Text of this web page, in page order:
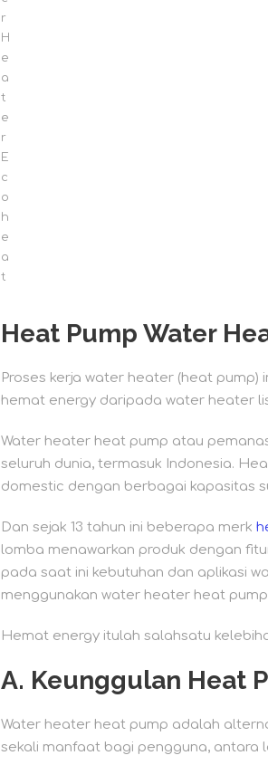
r
H
e
a
t
e
r
E
c
o
h
e
a
t
Heat Pump Water
Proses kerja water heater (heat
hemat energy daripada water heater
Water heater heat pump atau
seluruh dunia, termasuk Indonesia.
domestic dengan berbagai kapasitas
Dan sejak 13 tahun ini beberapa merk
lomba menawarkan produk dengan
pada saat ini kebutuhan dan aplikasi
menggunakan water heater heat
Hemat energy itulah salahsatu
A. Keunggulan Heat
Water heater heat pump adalah
sekali manfaat bagi pengguna, antara